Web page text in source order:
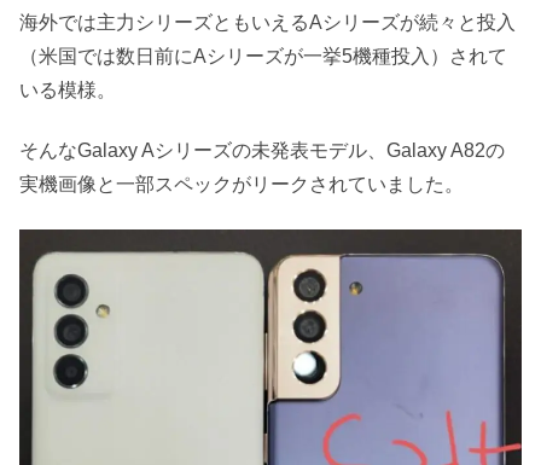
海外では主力シリーズともいえるAシリーズが続々と投入
（米国では数日前にAシリーズが一挙5機種投入）されて
いる模様。
そんなGalaxy Aシリーズの未発表モデル、Galaxy A82の
実機画像と一部スペックがリークされていました。